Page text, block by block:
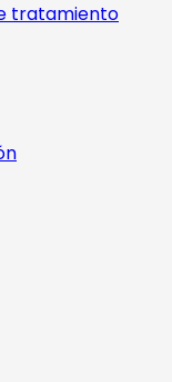
tratamiento